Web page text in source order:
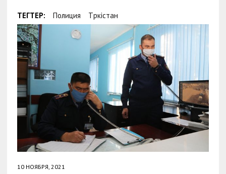
ТЕГТЕР: Полиция Түркістан
10 НОЯБРЯ, 2021